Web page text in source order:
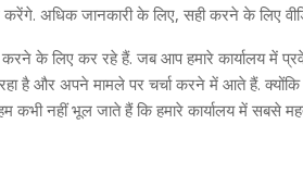
अधिक जानकारी के लिए, सही करने के लिए
करने के लिए कर रहे हैं. जब आप हमारे कार्यालय में
है और अपने मामले पर चर्चा करने में आते हैं.
नहीं भूल जाते हैं कि हमारे कार्यालय में सबसे